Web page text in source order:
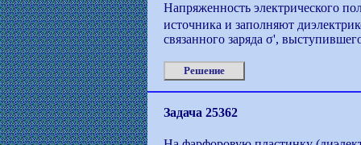
Напряженность электрического
источника и заполняют
связанного заряда σ',
Решение
Задача 25362